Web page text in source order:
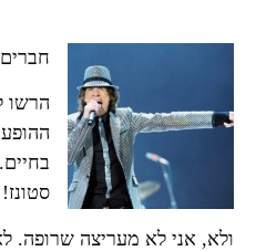
הרשו
סטונז!
ולא, אני לא מעריצה שרופה.